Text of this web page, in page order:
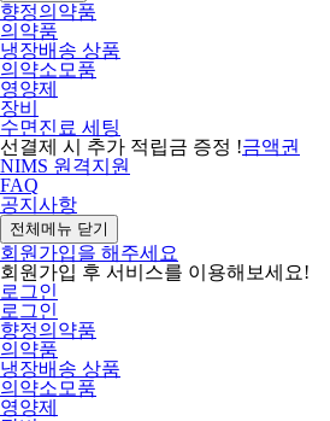
향정의약품
의약품
냉장배송 상품
의약소모품
영양제
장비
수면진료 세팅
선결제 시 추가 적립금 증정 !금액권
NIMS 원격지원
FAQ
공지사항
전체메뉴 닫기
회원가입을 해주세요
회원가입 후 서비스를 이용해보세요!
로그인
로그인
향정의약품
의약품
냉장배송 상품
의약소모품
영양제